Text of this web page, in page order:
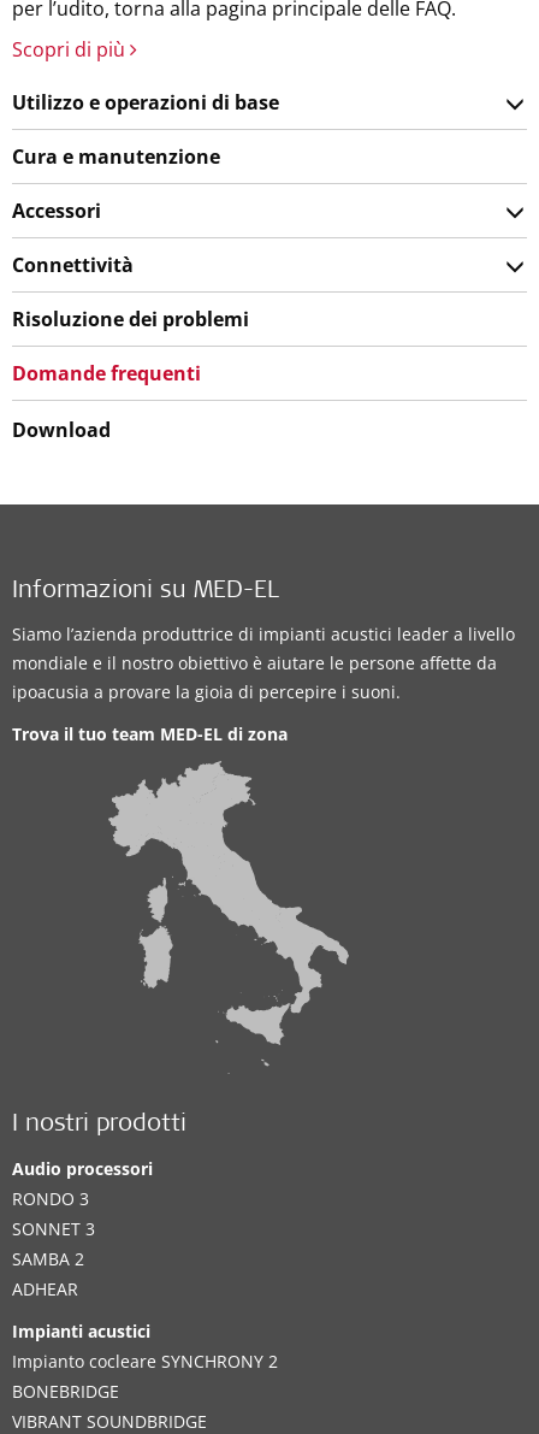
per l’udito, torna alla pagina principale delle FAQ.
Scopri di più
Utilizzo e operazioni di base
Cura e manutenzione
Accessori
Connettività
Risoluzione dei problemi
Domande frequenti
Download
Informazioni su MED-EL
Siamo l’azienda produttrice di impianti acustici leader a livello
mondiale e il nostro obiettivo è aiutare le persone affette da
ipoacusia a provare la gioia di percepire i suoni.
Trova il tuo team MED-EL di zona
I nostri prodotti
Audio processori
RONDO 3
SONNET 3
SAMBA 2
ADHEAR
Impianti acustici
Impianto cocleare SYNCHRONY 2
BONEBRIDGE
VIBRANT SOUNDBRIDGE